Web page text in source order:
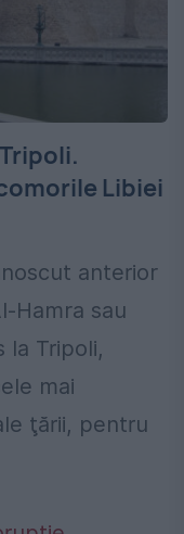
Libiei
anterior
Hamra sau
la Tripoli,
mai
ţării, pentru